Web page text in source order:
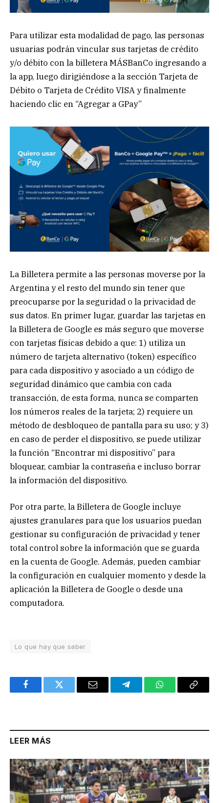
Para utilizar esta modalidad de pago, las personas
usuarias podrán vincular sus tarjetas de crédito
y/o débito con la billetera MÁSBanCo ingresando a
la app, luego dirigiéndose a la sección Tarjeta de
Débito o Tarjeta de Crédito VISA y finalmente
haciendo clic en “Agregar a GPay”
La Billetera permite a las personas moverse por la
Argentina y el resto del mundo sin tener que
preocuparse por la seguridad o la privacidad de
sus datos. En primer lugar, guardar las tarjetas en
la Billetera de Google es más seguro que moverse
con tarjetas físicas debido a que: 1) utiliza un
número de tarjeta alternativo (token) específico
para cada dispositivo y asociado a un código de
seguridad dinámico que cambia con cada
transacción, de esta forma, nunca se comparten
los números reales de la tarjeta; 2) requiere un
método de desbloqueo de pantalla para su uso; y 3)
en caso de perder el dispositivo, se puede utilizar
la función “Encontrar mi dispositivo” para
bloquear, cambiar la contraseña e incluso borrar
la información del dispositivo.
Por otra parte, la Billetera de Google incluye
ajustes granulares para que los usuarios puedan
gestionar su configuración de privacidad y tener
total control sobre la información que se guarda
en la cuenta de Google. Además, pueden cambiar
la configuración en cualquier momento y desde la
aplicación la Billetera de Google o desde una
computadora.
Lo que hay que saber
FacebookTwitter Email TelegramWhatsAppCopy
LEER MÁS